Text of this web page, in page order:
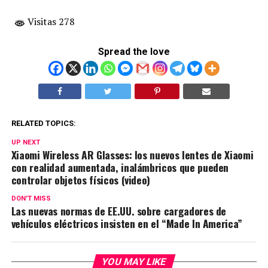
Visitas 278
Spread the love
RELATED TOPICS:
UP NEXT
Xiaomi Wireless AR Glasses: los nuevos lentes de Xiaomi
con realidad aumentada, inalámbricos que pueden
controlar objetos físicos (video)
DON'T MISS
Las nuevas normas de EE.UU. sobre cargadores de
vehículos eléctricos insisten en el “Made In America”
YOU MAY LIKE